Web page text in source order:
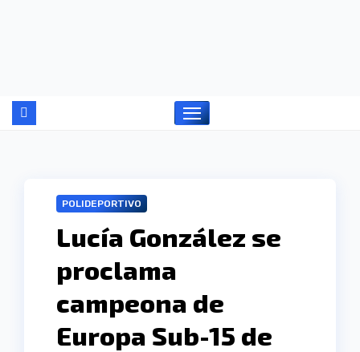
POLIDEPORTIVO
Lucía González se
proclama
campeona de
Europa Sub-15 de